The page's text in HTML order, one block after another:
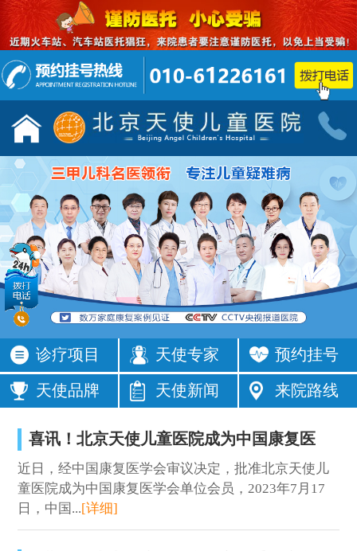
儿童发育行为科门诊
按病种
多动症 抽动症
发育迟缓
语言障碍
遗尿症
铅中毒
学习困难
注意力不集
中
按症状
活动过多
口齿不清
经常尿床
注意力短暂
说话晚
成绩差
小儿神经
按病种
智力低下
智力发育
缓
四肢抽搐
按症状
不爱说话
常流口水
足外翻
手足徐动
诊疗项目 天使专家 预约挂号
天使品牌 天使新闻 来院路线
喜讯！北京天使儿童医院成为中国康复医
近日，经中国康复医学会审议决定，批准北京天使儿
童医院成为中国康复医学会单位会员，2023年7月17
日，中国...[详细]